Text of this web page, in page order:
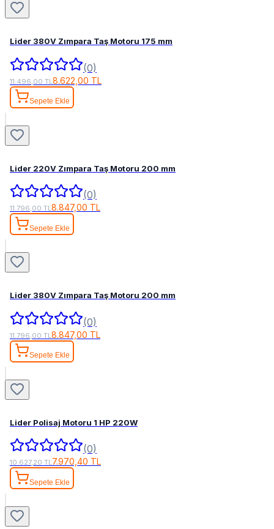
Lider 380V Zımpara Taş Motoru 175 mm
(0)
11.496,00 TL 8.622,00 TL
Sepete Ekle
Lider 220V Zımpara Taş Motoru 200 mm
(0)
11.796,00 TL8.847,00 TL
Sepete Ekle
Lider 380V Zımpara Taş Motoru 200 mm
(0)
11.796,00 TL 8.847,00 TL
Sepete Ekle
Lider Polisaj Motoru 1 HP 220W
(0)
10.627,20 TL7.970,40 TL
Sepete Ekle